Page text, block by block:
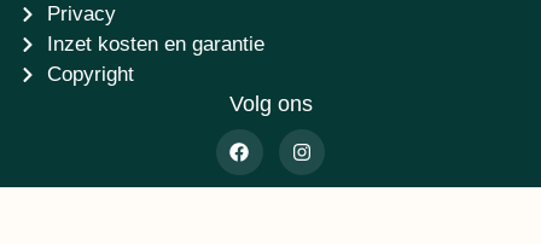
Privacy
Inzet kosten en garantie
Copyright
Volg ons